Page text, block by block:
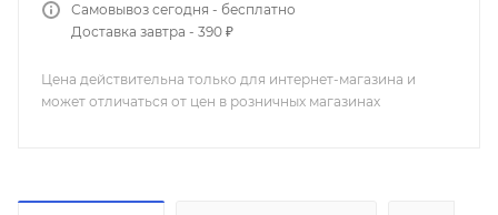
Самовывоз сегодня - бесплатно
Доставка завтра - 390 ₽
Цена действительна только для интернет-магазина и
может отличаться от цен в розничных магазинах